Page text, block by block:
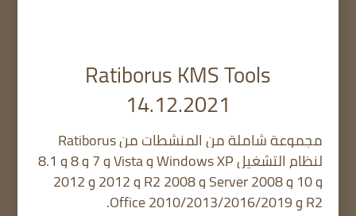
Ratiborus KMS Tools
14.12.2021
مجموعة شاملة من المنشطات من Ratiborus
لنظام التشغيل Windows XP و Vista و 7 و 8 و 8.1
و 10 و Server 2008 و 2008 R2 و 2012 و 2012
R2 و Office 2010/2013/2016/2019.